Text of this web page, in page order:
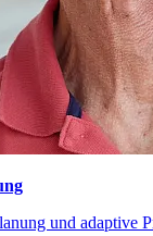
und adaptive